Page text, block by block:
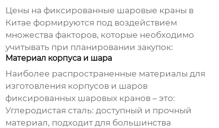
Цены на фиксированные шаровые краны в
Китае формируются под воздействием
множества факторов, которые необходимо
учитывать при планировании закупок:
Материал корпуса и шара
Наиболее распространенные материалы для
изготовления корпусов и шаров
фиксированных шаровых кранов – это:
Углеродистая сталь: доступный и прочный
материал, подходит для большинства